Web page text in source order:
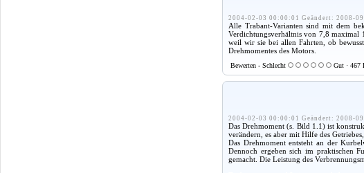
2004-02-03 00:00:01 Geändert: 2008-
Alle Trabant-Varianten sind mit dem
Verdichtungsverhältnis von 7,8 maximal
weil wir sie bei allen Fahrten, ob
Drehmomentes des Motors.
Bewerten - Schlecht Gut · 467
2004-02-03 00:00:01 Geändert: 2008-
Das Drehmoment (s. Bild 1.1) ist
verändern, es aber mit Hilfe des
Das Drehmoment entsteht an der
Dennoch ergeben sich im praktischen
gemacht. Die Leistung des